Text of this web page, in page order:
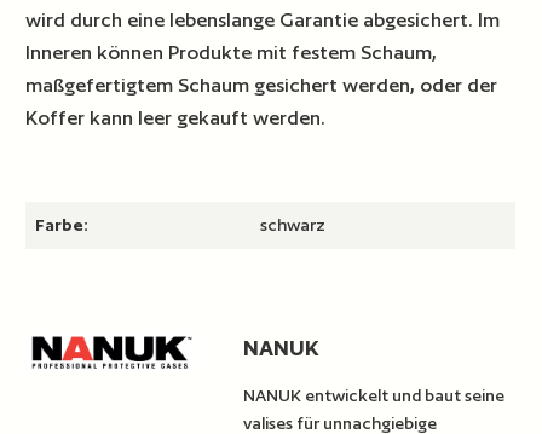
wird durch eine lebenslange Garantie abgesichert. Im
Inneren können Produkte mit festem Schaum,
maßgefertigtem Schaum gesichert werden, oder der
Koffer kann leer gekauft werden.
Farbe: schwarz
NANUK
NANUK entwickelt und baut seine
valises für unnachgiebige